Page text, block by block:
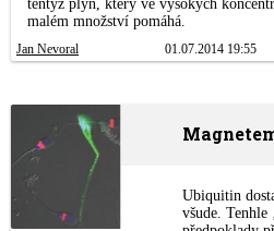
tentýž plyn, který ve vysokých
malém množství pomáhá.
Jan Nevoral 01.07.2014 19:55
Ubiquitin
všude. Tenhle